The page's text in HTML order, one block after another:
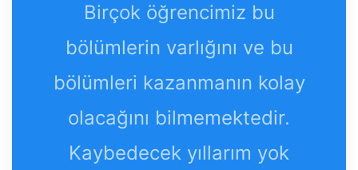
Birçok öğrencimiz bu
bölümlerin varlığını ve bu
bölümleri kazanmanın kolay
olacağını bilmemektedir.
Kaybedecek yıllarım yok